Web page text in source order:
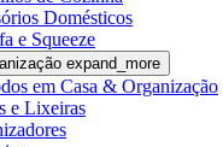
Domésticos
e Squeeze
expand_more
em Casa & Organização
e Lixeiras